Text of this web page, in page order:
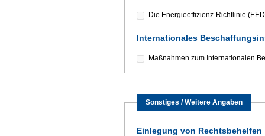
Die Energieeffizienz-Richtlinie
Internationales
Maßnahmen zum Internationalen
Sonstiges / Weitere Angaben
Einlegung von Rechtsbehelfen